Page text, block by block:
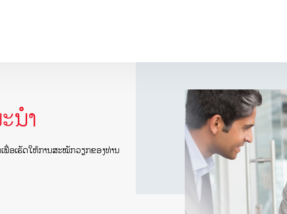
ນຳ
ເພື່ອເຮັດໃຫ້ການສະໝັກວຽກຂອງທ່ານ